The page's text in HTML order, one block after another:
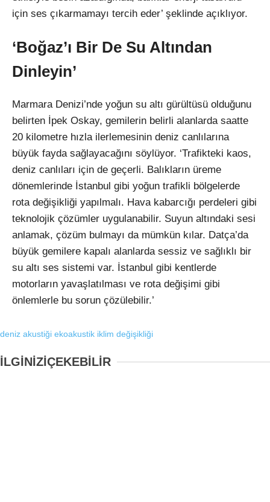
için ses çıkarmamayı tercih eder’ şeklinde açıklıyor.
‘Boğaz’ı Bir De Su Altından
Dinleyin’
Marmara Denizi’nde yoğun su altı gürültüsü olduğunu
belirten İpek Oskay, gemilerin belirli alanlarda saatte
20 kilometre hızla ilerlemesinin deniz canlılarına
büyük fayda sağlayacağını söylüyor. ‘Trafikteki kaos,
deniz canlıları için de geçerli. Balıkların üreme
dönemlerinde İstanbul gibi yoğun trafikli bölgelerde
rota değişikliği yapılmalı. Hava kabarcığı perdeleri gibi
teknolojik çözümler uygulanabilir. Suyun altındaki sesi
anlamak, çözüm bulmayı da mümkün kılar. Datça’da
büyük gemilere kapalı alanlarda sessiz ve sağlıklı bir
su altı ses sistemi var. İstanbul gibi kentlerde
motorların yavaşlatılması ve rota değişimi gibi
önlemlerle bu sorun çözülebilir.’
deniz akustiği ekoakustik iklim değişikliği
İLGİNİZİÇEKEBİLİR